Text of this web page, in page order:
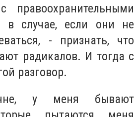
правоохранительными
в случае, если они не
- признать, что
радикалов. И тогда с
разговор.
у меня бывают